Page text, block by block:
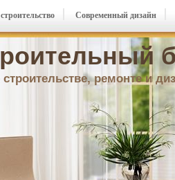
ремонте и
Современный дизайн